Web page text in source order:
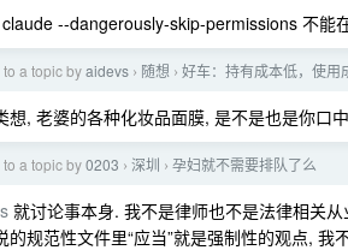
--dangerously-skip-permissions 不能
a topic byaidevs › 随想 › 好车：持有成本低，使用
想, 老婆的各种化妆品面膜, 是不是也是你口
a topic by0203 › 深圳 › 孕妇就不需要排队了么
就讨论事本身. 我不是律师也不是法律相关
的规范性文件里“应当”就是强制性的观点,